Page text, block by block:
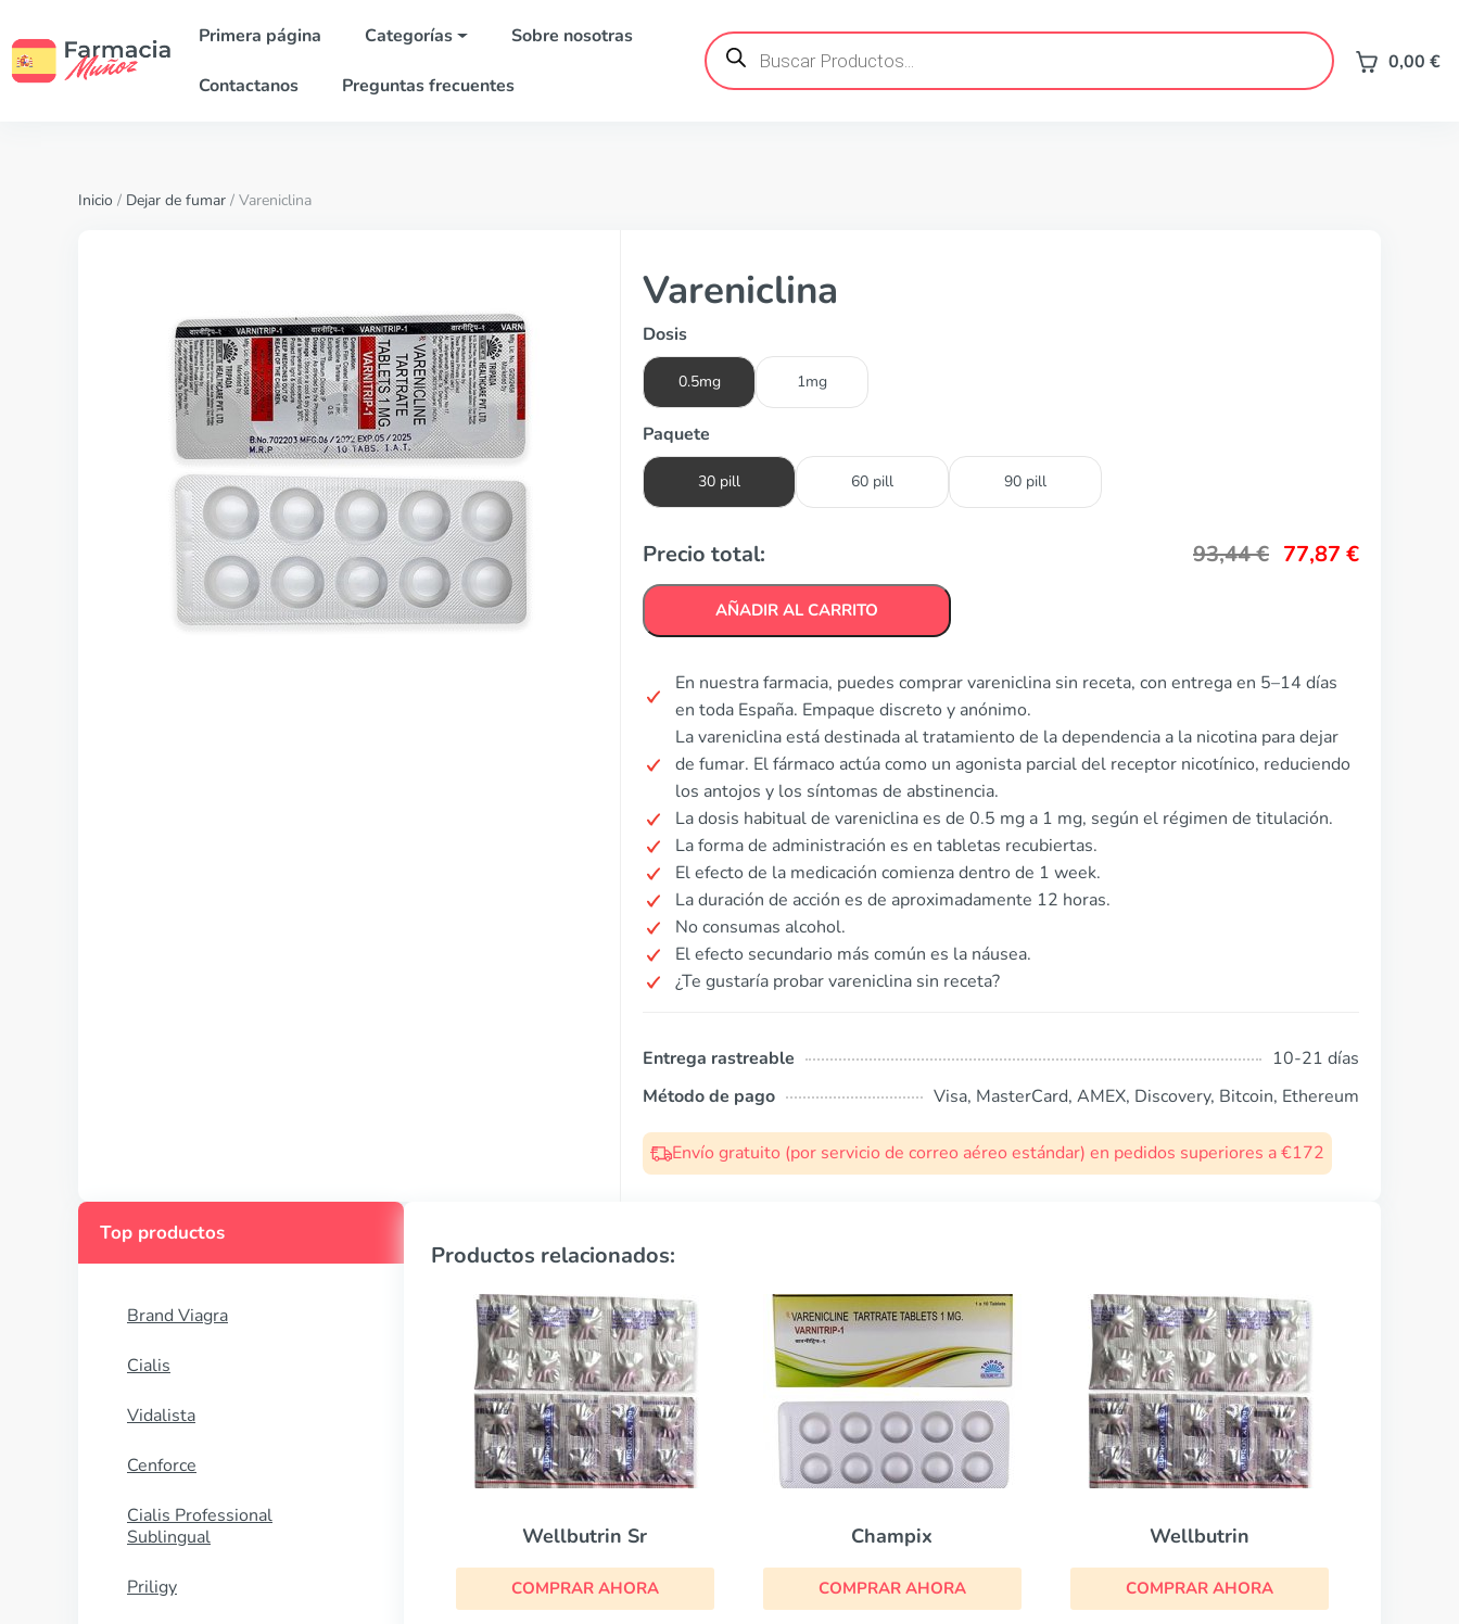
Primera página Categorías Sobre nosotras
Contactanos Preguntas frecuentes
Búsqueda
de
productos 0,00 €
Inicio / Dejar de fumar / Vareniclina
Vareniclina
Dosis
0.5mg 1mg
Paquete
30 pill 60 pill 90 pill
Precio total: 93,44€ 77,87 €
AÑADIR AL CARRITO
En nuestra farmacia, puedes comprar vareniclina sin receta, con entrega en 5–14 días
en toda España. Empaque discreto y anónimo.
La vareniclina está destinada al tratamiento de la dependencia a la nicotina para dejar
de fumar. El fármaco actúa como un agonista parcial del receptor nicotínico, reduciendo
los antojos y los síntomas de abstinencia.
La dosis habitual de vareniclina es de 0.5 mg a 1 mg, según el régimen de titulación.
La forma de administración es en tabletas recubiertas.
El efecto de la medicación comienza dentro de 1 week.
La duración de acción es de aproximadamente 12 horas.
No consumas alcohol.
El efecto secundario más común es la náusea.
¿Te gustaría probar vareniclina sin receta?
Entrega rastreable
10-21 días
Método de pago
Visa, MasterCard, AMEX, Discovery, Bitcoin, Ethereum
Envío gratuito (por servicio de correo aéreo estándar) en pedidos superiores a €172
Top productos
Brand Viagra
Cialis
Vidalista
Cenforce
Cialis Professional
Sublingual
Priligy
Productos relacionados:
Wellbutrin Sr
COMPRAR AHORA
Champix
COMPRAR AHORA
Wellbutrin
COMPRAR AHORA